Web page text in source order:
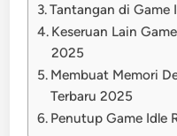
Tantangan di Game
Keseruan Lain
2025
Membuat Memori
Terbaru 2025
Penutup Game Idle